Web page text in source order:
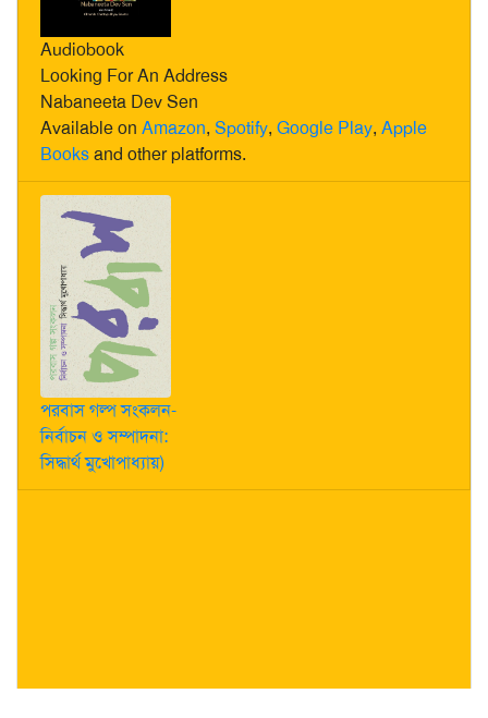
Audiobook
Looking For An Address
Nabaneeta Dev Sen
Available on Amazon, Spotify, Google Play, Apple
Booksand other platforms.
পরবাস গল্প সংকলন-
নির্বাচন ও সম্পাদনা:
সিদ্ধার্থ মুখোপাধ্যায়)